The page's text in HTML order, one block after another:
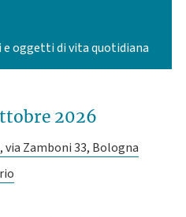
oggetti di vita quotidiana
2026
via Zamboni 33, Bologna